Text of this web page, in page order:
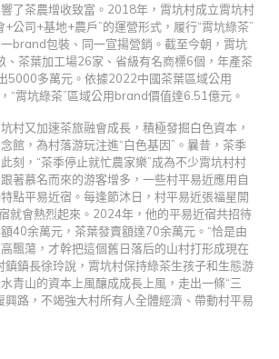
了茶農增收致富。2018年，霄坑村成立霄坑村
+公司+基地+農戶”的運營形式，履行“霄坑綠茶”
brand包裝、同一宣揚營銷。截至今朝，霄坑
、茶葉加工場26家、省級有名商標6個，年產茶
5000多萬元。依據2022中國茶葉區域公用
“霄坑綠茶”區域公用brand價值達6.51億元。
村又加速茶旅融會成長，積極發掘白色資本，
館，為村落游玩注進“白色基因”。曩昔，茶季
刻，“茶季停止就忙農家樂”成為不少霄坑村村
著慕名而來的游客增多，一些村平易近應用自
點平易近宿。每逢節沐日，村平易近張福星開
就會熱烈起來。2024年，他的平易近宿共招待
40余萬元，茶葉發賣額達70余萬元。“恰是由
飄蕩，才幹把這個舊日落后的山村打形成現在
鎮鎮長徐玲說，霄坑村保持綠茶生孩子和生態游
青山的資本上風釀成成長上風，走出一條“三
興路，不竭強大村所有人全體經濟、帶動村平易